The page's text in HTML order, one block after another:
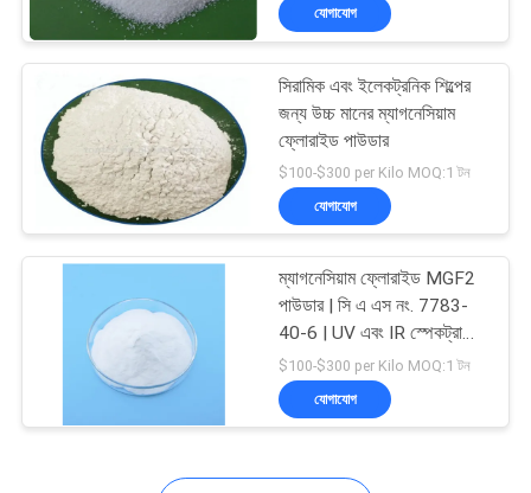
ক্যাথোড কার্বন ব্লক
সোডিয়াম ফ্লুওরাইড পাউডার
যোগাযোগ
সিরামিক এবং ইলেকট্রনিক শিল্পের
জন্য উচ্চ মানের ম্যাগনেসিয়াম
ফ্লোরাইড পাউডার
$100-$300 per Kilo MOQ:1 টন
যোগাযোগ
ম্যাগনেসিয়াম ফ্লোরাইড MGF2
পাউডার | সি এ এস নং. 7783-
40-6 | UV এবং IR স্পেকট্রামের
জন্য উপযুক্ত
$100-$300 per Kilo MOQ:1 টন
যোগাযোগ